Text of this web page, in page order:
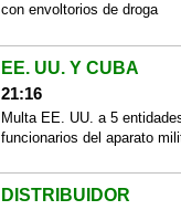
con envoltorios de droga
EE. UU. Y CUBA
21:16
Multa EE. UU. a 5
funcionarios del aparato
DISTRIBUIDOR